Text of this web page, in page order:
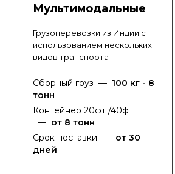
Мультимодальные
Грузоперевозки из Индии с
использованием нескольких
видов транспорта
Сборный груз — 100 кг - 8
тонн
Контейнер 20фт /40фт
— от 8 тонн
Срок поставки — от 30
дней